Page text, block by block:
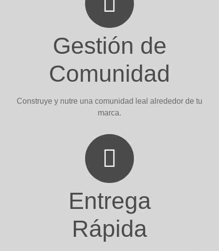
Gestión de
Comunidad
Construye y nutre una comunidad leal alrededor de tu
marca.
Entrega
Rápida